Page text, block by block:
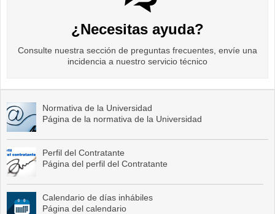
¿Necesitas ayuda?
Consulte nuestra sección de preguntas frecuentes, envíe una
incidencia a nuestro servicio técnico
Normativa de la Universidad
Página de la normativa de la Universidad
Perfil del Contratante
Página del perfil del Contratante
Calendario de días inhábiles
Página del calendario